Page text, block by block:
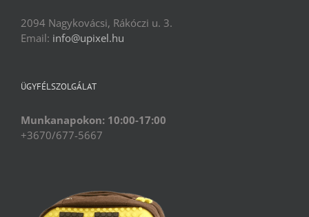
2094 Nagykovácsi, Rákóczi u. 3.
Email: info@upixel.hu
ÜGYFÉLSZOLGÁLAT
Munkanapokon: 10:00-17:00
+3670/677-5667